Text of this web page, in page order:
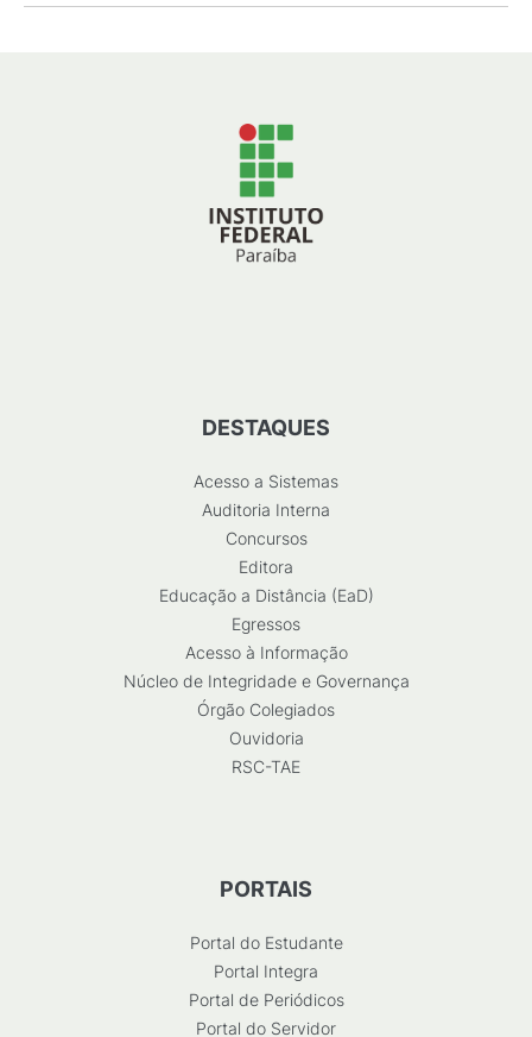
DESTAQUES
Acesso a Sistemas
Auditoria Interna
Concursos
Editora
Educação a Distância (EaD)
Egressos
Acesso à Informação
Núcleo de Integridade e Governança
Órgão Colegiados
Ouvidoria
RSC-TAE
PORTAIS
Portal do Estudante
Portal Integra
Portal de Periódicos
Portal do Servidor